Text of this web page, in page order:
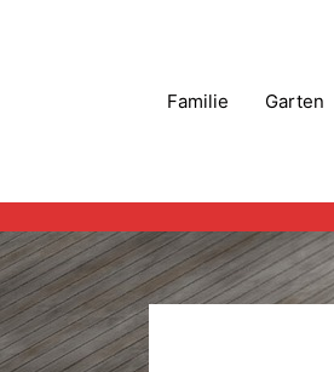
Familie Garten